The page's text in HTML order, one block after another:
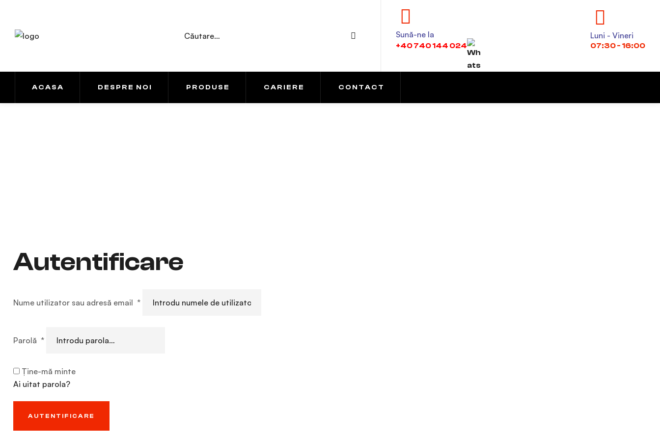
Sună-ne la
+40 740 144 024
Luni - Vineri
07:30 - 16:00
ACASA DESPRE NOI PRODUSE CARIERE CONTACT
Autentificare
Nume utilizator sau adresă email *
Parolă *
Ține-mă minte
Ai uitat parola?
AUTENTIFICARE